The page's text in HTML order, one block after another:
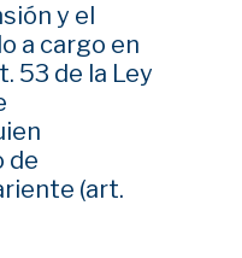
y el
a cargo en
53 de la Ley
de
(art.